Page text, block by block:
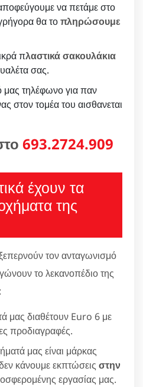
να πετάμε στο
θα τοπληρώσουμε
πλαστικά σακουλάκια
σας.
μας τηλέφωνο για παν
στον τομέα του αισθανεται
693.2724.909
έχουν τα
της
τον ανταγωνισμό
το λεκανοπέδιο της
μας διαθέτουν Euro 6 με
προδιαγραφές.
μας είναι μάρκας
κάνουμε εκπτώσεις στην
εργασίας μας.